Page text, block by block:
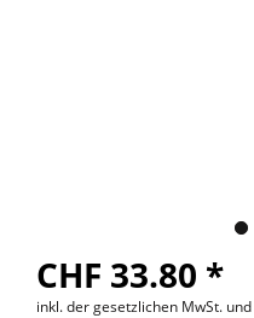
CHF 33.80 *
inkl. der gesetzlichen MwSt. und